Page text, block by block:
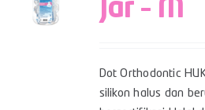
Jar – M
Dot Orthodontic
silikon halus dan